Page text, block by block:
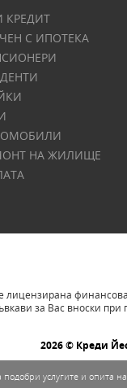
КРЕДИТ
С ИПОТЕКА
НА ЖИЛИЩЕ
финансова
за Вас вноски
2026 © Креди
подобри услугите и опита